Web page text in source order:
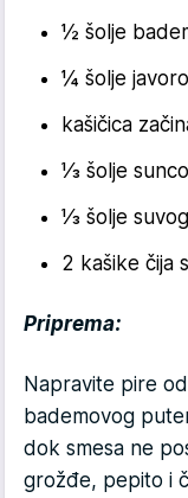
½ šolje
¼ šolje
kašičica
⅓ šolje
⅓ šolje
2 kašike čija
Priprema:
Napravite pire
bademovog
dok smesa ne
grožđe, pepito i